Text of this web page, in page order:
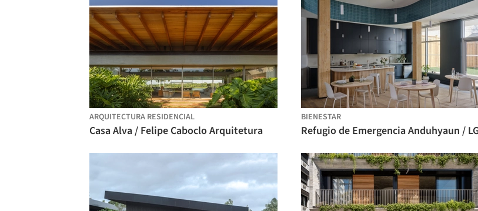
ARQUITECTURA RESIDENCIAL
Casa Alva / Felipe Caboclo Arquitetura
BIENESTAR